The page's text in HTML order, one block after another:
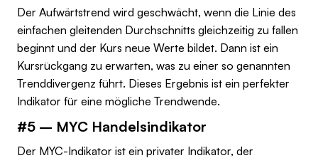
Der Aufwärtstrend wird geschwächt, wenn die Linie des
einfachen gleitenden Durchschnitts gleichzeitig zu fallen
beginnt und der Kurs neue Werte bildet. Dann ist ein
Kursrückgang zu erwarten, was zu einer so genannten
Trenddivergenz führt. Dieses Ergebnis ist ein perfekter
Indikator für eine mögliche Trendwende.
#5 – MYC Handelsindikator
Der MYC-Indikator ist ein privater Indikator, der